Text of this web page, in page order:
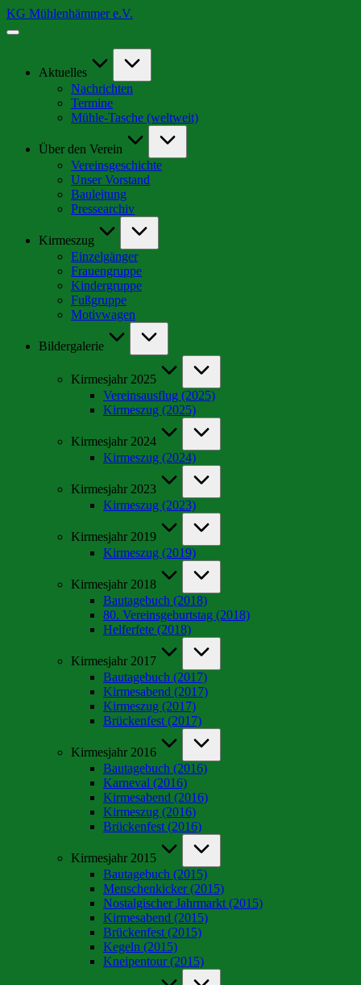
Skip
to
KG Mühlenhämmer e.V.
Wir
schrägsten
Aktuelles
Nachrichten
Termine
Mühle-Tasche (weltweit)
Über den Verein
Vereinsgeschichte
Unser Vorstand
Bauleitung
Pressearchiv
Kirmeszug
Einzelgänger
Frauengruppe
Kindergruppe
Fußgruppe
Motivwagen
Bildergalerie
Kirmesjahr 2025
Vereinsausflug (2025)
Kirmeszug (2025)
Kirmesjahr 2024
Kirmeszug (2024)
Kirmesjahr 2023
Kirmeszug (2023)
Kirmesjahr 2019
Kirmeszug (2019)
Kirmesjahr 2018
Bautagebuch (2018)
80. Vereinsgeburtstag (2018)
Helferfete (2018)
Kirmesjahr 2017
Bautagebuch (2017)
Kirmesabend (2017)
Kirmeszug (2017)
Brückenfest (2017)
Kirmesjahr 2016
Bautagebuch (2016)
Karneval (2016)
Kirmesabend (2016)
Kirmeszug (2016)
Brückenfest (2016)
Kirmesjahr 2015
Bautagebuch (2015)
Menschenkicker (2015)
Nostalgischer Jahrmarkt (2015)
Kirmesabend (2015)
Brückenfest (2015)
Kegeln (2015)
Kneipentour (2015)